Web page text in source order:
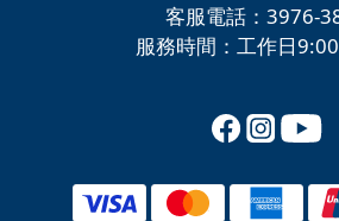
客服電話：3976-
服務時間：工作日